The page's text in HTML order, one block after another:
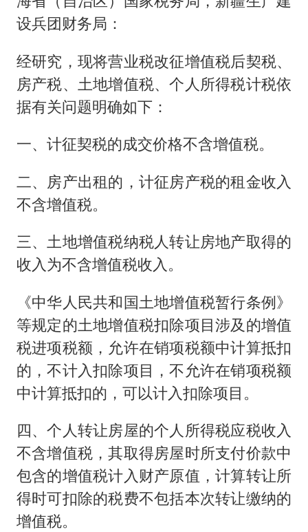
设兵团财务局：
经研究，现将营业税改征增值税后契税、
房产税、土地增值税、个人所得税计税依
据有关问题明确如下：
一、计征契税的成交价格不含增值税。
二、房产出租的，计征房产税的租金收入
不含增值税。
三、土地增值税纳税人转让房地产取得的
收入为不含增值税收入。
《中华人民共和国土地增值税暂行条例》
等规定的土地增值税扣除项目涉及的增值
税进项税额，允许在销项税额中计算抵扣
的，不计入扣除项目，不允许在销项税额
中计算抵扣的，可以计入扣除项目。
四、个人转让房屋的个人所得税应税收入
不含增值税，其取得房屋时所支付价款中
包含的增值税计入财产原值，计算转让所
得时可扣除的税费不包括本次转让缴纳的
增值税。